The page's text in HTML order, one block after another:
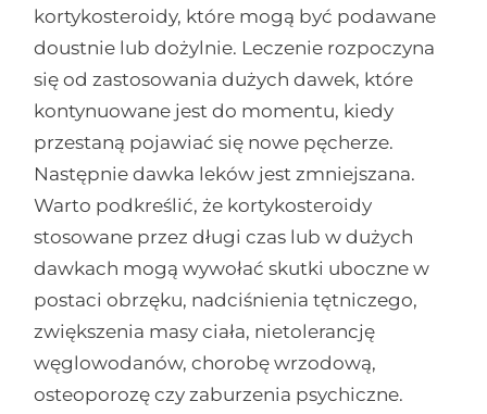
kortykosteroidy, które mogą być podawane
doustnie lub dożylnie. Leczenie rozpoczyna
się od zastosowania dużych dawek, które
kontynuowane jest do momentu, kiedy
przestaną pojawiać się nowe pęcherze.
Następnie dawka leków jest zmniejszana.
Warto podkreślić, że kortykosteroidy
stosowane przez długi czas lub w dużych
dawkach mogą wywołać skutki uboczne w
postaci obrzęku, nadciśnienia tętniczego,
zwiększenia masy ciała, nietolerancję
węglowodanów, chorobę wrzodową,
osteoporozę czy zaburzenia psychiczne.